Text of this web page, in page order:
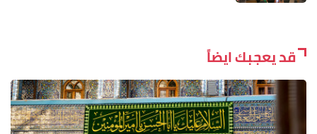
قد يعجبك ايضاً